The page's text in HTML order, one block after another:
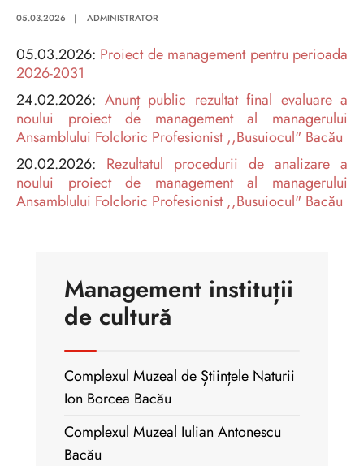
05.03.2026 | ADMINISTRATOR
05.03.2026: Proiect de management pentru perioada
2026-2031
24.02.2026: Anunț public rezultat final evaluare a
noului proiect de management al managerului
Ansamblului Folcloric Profesionist ,,Busuiocul" Bacău
20.02.2026: Rezultatul procedurii de analizare a
noului proiect de managemental managerului
Ansamblului Folcloric Profesionist ,,Busuiocul" Bacău
Management instituții
de cultură
Complexul Muzeal de Științele Naturii
Ion Borcea Bacău
Complexul Muzeal Iulian Antonescu
Bacău